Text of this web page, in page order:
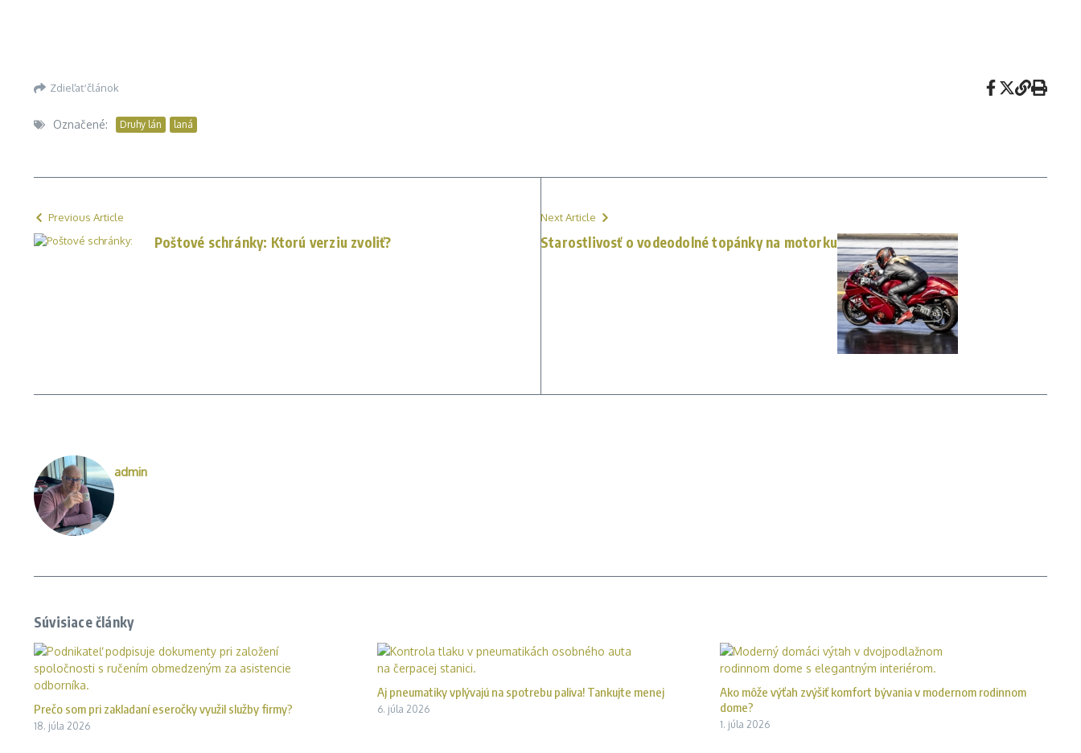
Zdieľať článok
Označené: Druhy lán laná
Previous Article
Poštové schránky: Ktorú verziu zvoliť?
Next Article
Starostlivosť o vodeodolné topánky na motorku
admin
Súvisiace články
Prečo som pri zakladaní eseročky využil služby firmy?
18. júla 2026
Aj pneumatiky vplývajú na spotrebu paliva! Tankujte menej
6. júla 2026
Ako môže výťah zvýšiť komfort bývania v modernom rodinnom
dome?
1. júla 2026